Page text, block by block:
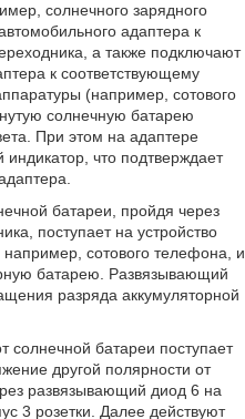
солнечного зарядного
адаптера к
а также подключают
к соответствующему
(например, сотового
солнечную батарею
При этом на адаптере
индикатор, что подтверждает
батареи, пройдя через
поступает на устройство
сотового телефона, и
батарею. Развязывающий
разряда аккумуляторной
солнечной батареи поступает
другой полярности от
развязывающий диод 6 на
3 розетки. Далее действуют